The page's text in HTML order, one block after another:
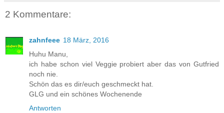
2 Kommentare:
zahnfeee 18 März, 2016
Huhu Manu,
ich habe schon viel Veggie probiert aber das von Gutfried
noch nie.
Schön das es dir/euch geschmeckt hat.
GLG und ein schönes Wochenende
Antworten